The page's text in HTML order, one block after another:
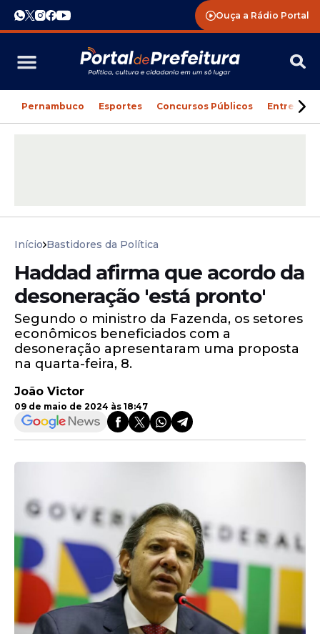
Ouça a Rádio Portal
Pernambuco Esportes Concursos Públicos
Início Bastidores da Política
Haddad afirma que acordo da
desoneração 'está pronto'
Segundo o ministro da Fazenda, os setores
econômicos beneficiados com a
desoneração apresentaram uma proposta
na quarta-feira, 8.
João Victor
09 de maio de 2024 às 18:47